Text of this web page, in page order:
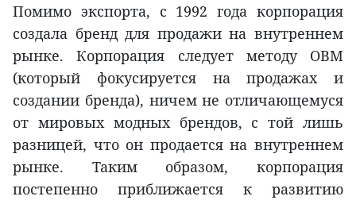
Помимо экспорта, с 1992 года корпорация
создала бренд для продажи на внутреннем
рынке. Корпорация следует методу OBM
(который фокусируется на продажах и
создании бренда), ничем не отличающемуся
от мировых модных брендов, с той лишь
разницей, что он продается на внутреннем
рынке. Таким образом, корпорация
постепенно приближается к развитию